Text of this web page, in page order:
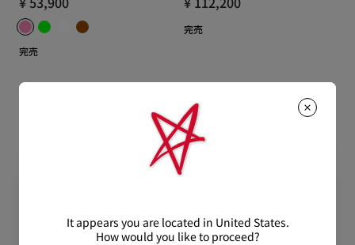
完売
完売
It appears you are located in United States.
How would you like to proceed?